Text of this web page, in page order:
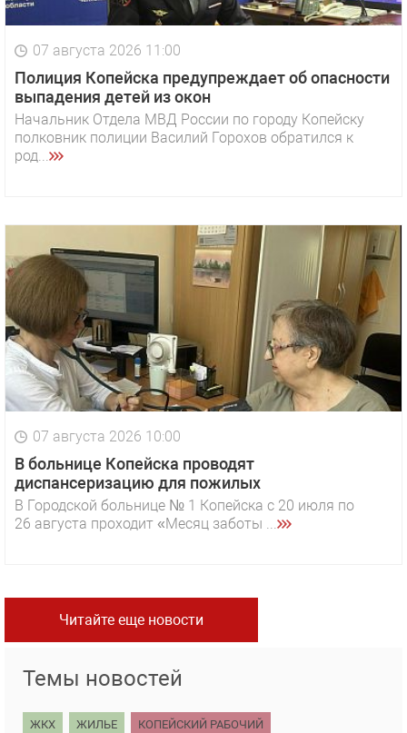
07 августа 2026 11:00
Полиция Копейска предупреждает об опасности
выпадения детей из окон
Начальник Отдела МВД России по городу Копейску
полковник полиции Василий Горохов обратился к
род...
07 августа 2026 10:00
В больнице Копейска проводят
диспансеризацию для пожилых
В Городской больнице № 1 Копейска с 20 июля по
26 августа проходит «Месяц заботы ...
Читайте еще новости
Темы новостей
ЖКХ ЖИЛЬЕ КОПЕЙСКИЙ РАБОЧИЙ